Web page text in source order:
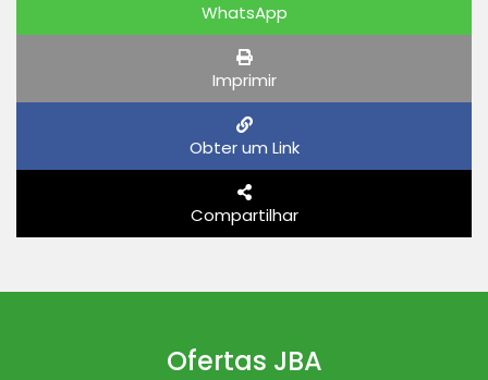
WhatsApp
Imprimir
Obter um Link
Compartilhar
Ofertas JBA